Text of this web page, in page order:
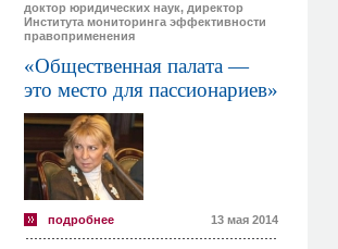
доктор юридических наук, директор
Института мониторинга эффективности
правоприменения
«Общественная палата —
это место для пассионариев»
подробнее 13 мая 2014